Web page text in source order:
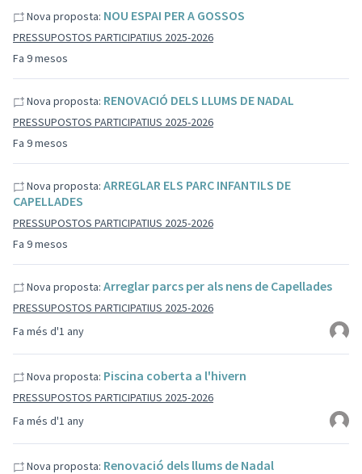
Fa 9 mesos
Nova proposta: NOU ESPAI PER A GOSSOS
PRESSUPOSTOS PARTICIPATIUS 2025-2026
Fa 9 mesos
Nova proposta: RENOVACIÓ DELS LLUMS DE NADAL
PRESSUPOSTOS PARTICIPATIUS 2025-2026
Fa 9 mesos
Nova proposta: ARREGLAR ELS PARC INFANTILS DE
CAPELLADES
PRESSUPOSTOS PARTICIPATIUS 2025-2026
Fa més d'1 any
Nova proposta: Arreglar parcs per als nens de Capellades
PRESSUPOSTOS PARTICIPATIUS 2025-2026
Fa més d'1 any
Nova proposta: Piscina coberta a l'hivern
PRESSUPOSTOS PARTICIPATIUS 2025-2026
Nova proposta: Renovació dels llums de Nadal